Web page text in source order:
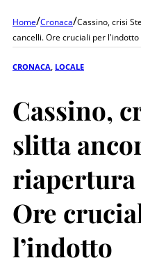
Home/Cronaca/Cassino, crisi
cancelli. Ore cruciali per l'indotto
CRONACA LOCALE
Cassino,
slitta
riapertura
Ore
l’indotto